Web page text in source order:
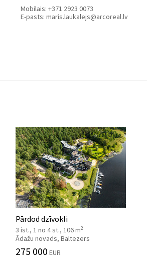
Mobilais: +371 2923 0073
E-pasts: maris.laukalejs@arcoreal.lv
Pārdod dzīvokli
3 ist., 1 no 4 st., 106 m2
Ādažu novads, Baltezers
275 000 EUR